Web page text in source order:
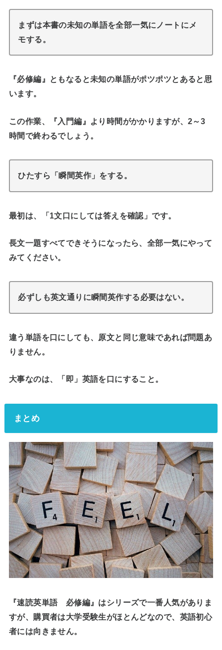
まずは本書の未知の単語を全部一気にノートにメ
モする。
『必修編』ともなると未知の単語がポツポツとあると思
います。
この作業、『入門編』より時間がかかりますが、2～3
時間で終わるでしょう。
ひたすら「瞬間英作」をする。
最初は、「1文口にしては答えを確認」です。
長文一題すべてできそうになったら、全部一気にやって
みてください。
必ずしも英文通りに瞬間英作する必要はない。
違う単語を口にしても、原文と同じ意味であれば問題あ
りません。
大事なのは、「即」英語を口にすること。
まとめ
『速読英単語 必修編』はシリーズで一番人気がありま
すが、購買者は大学受験生がほとんどなので、英語初心
者には向きません。